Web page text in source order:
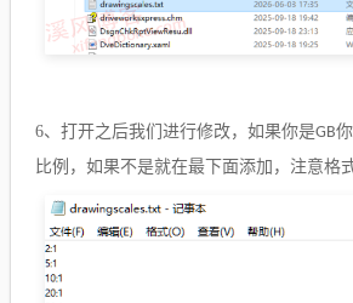
6、 打开之后我们进行修改，如果你是GB
比例，如果不是就在最下面添加，注意格